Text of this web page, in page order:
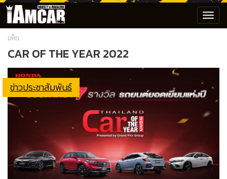
แท็ก:
CAR OF THE YEAR 2022
ข่าวประชาสัมพันธ์